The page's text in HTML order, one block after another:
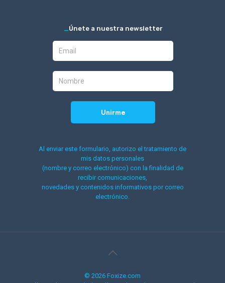
_Únete a nuestra newsletter
Al enviar este formulario, autorizo el tratamiento de
mis datos personales
(nombre y correo electrónico) con la finalidad de
recibir comunicaciones,
novedades y contenidos informativos por correo
electrónico.
© 2026 Foxize.com